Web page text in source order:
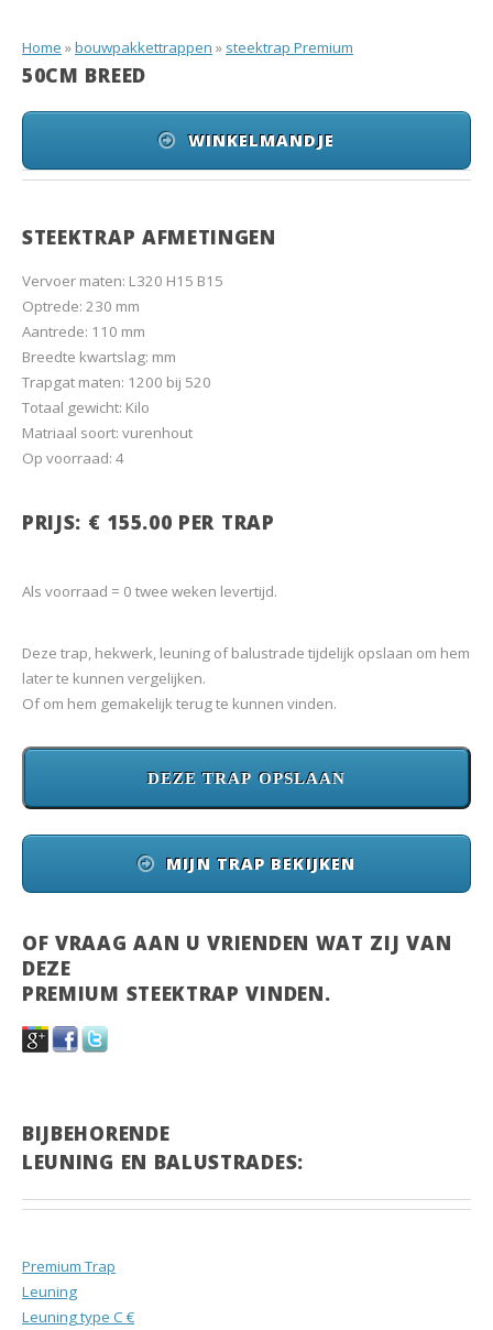
Home »bouwpakkettrappen » steektrap Premium
50CM BREED
WINKELMANDJE
STEEKTRAP AFMETINGEN
Vervoer maten: L320 H15 B15
Optrede: 230 mm
Aantrede: 110 mm
Breedte kwartslag: mm
Trapgat maten: 1200 bij 520
Totaal gewicht: Kilo
Matriaal soort: vurenhout
Op voorraad: 4
PRIJS: € 155.00 PER TRAP
Als voorraad = 0 twee weken levertijd.
Deze trap, hekwerk, leuning of balustrade tijdelijk opslaan om hem
later te kunnen vergelijken.
Of om hem gemakelijk terug te kunnen vinden.
MIJN TRAP BEKIJKEN
OF VRAAG AAN U VRIENDEN WAT ZIJ VAN
DEZE
PREMIUM STEEKTRAP VINDEN.
BIJBEHORENDE
LEUNING EN BALUSTRADES:
Premium Trap
Leuning
Leuning type C €